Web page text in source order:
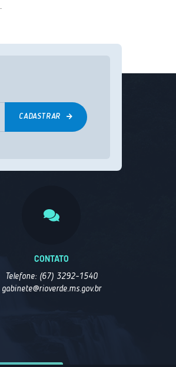
CADASTRAR
CONTATO
Telefone: (67) 3292-1540
gabinete@rioverde.ms.gov.br